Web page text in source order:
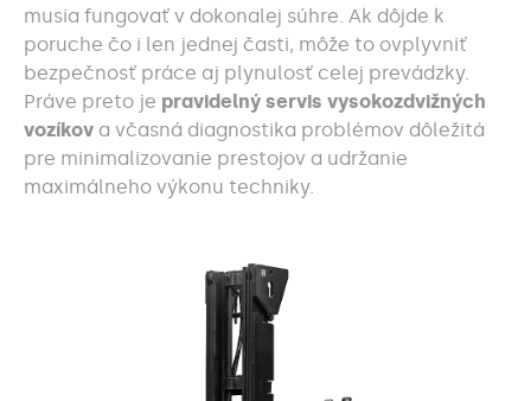
musia fungovať v dokonalej súhre. Ak dôjde k
poruche čo i len jednej časti, môže to ovplyvniť
bezpečnosť práce aj plynulosť celej prevádzky.
Práve preto je pravidelný servis vysokozdvižných
vozíkov a včasná diagnostika problémov dôležitá
pre minimalizovanie prestojov a udržanie
maximálneho výkonu techniky.